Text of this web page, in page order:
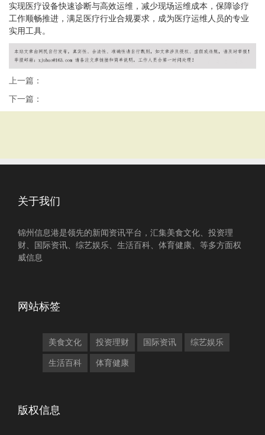
实现医疗设备快速诊断与高效运维，减少现场运维成本，保障诊疗
工作顺畅推进，满足医疗行业合规要求，成为医疗运维人员的专业
实用工具。
上一篇：
下一篇：
关于我们
锦州信息港是领先的新闻资讯平台，汇集美食文化、投资理
财、国际资讯、综艺娱乐、生活百科、体育健康、等多方面权
威信息
网站标签
美食文化 投资理财 国际资讯 综艺娱乐
生活百科 体育健康
版权信息